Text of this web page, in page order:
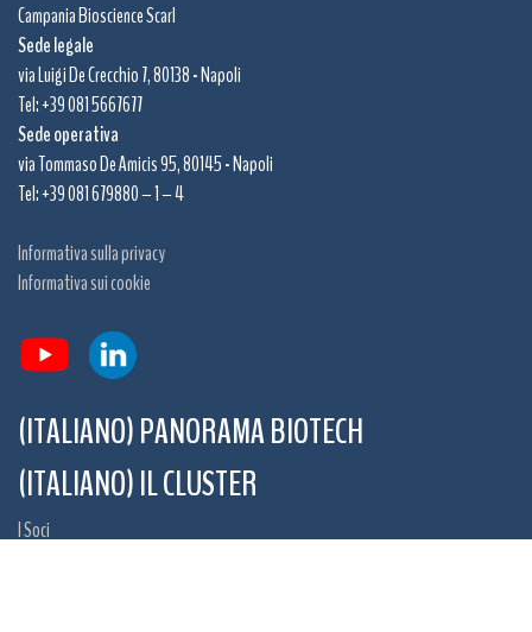
Campania Bioscience Scarl
Sede legale
via Luigi De Crecchio 7, 80138 - Napoli
Tel: +39 081 5667677
Sede operativa
via Tommaso De Amicis 95, 80145 - Napoli
Tel: +39 081 679880 – 1 – 4
Informativa sulla privacy
Informativa sui cookie
(ITALIANO) PANORAMA BIOTECH
(ITALIANO) IL CLUSTER
I Soci